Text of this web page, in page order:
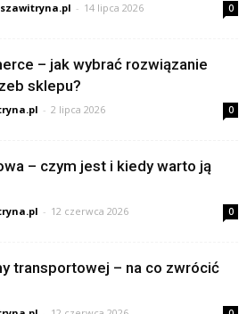
- 14 lipca 2026 0
– jak wybrać rozwiązanie
sklepu?
- 2 lipca 2026 0
– czym jest i kiedy warto ją
- 12 czerwca 2026 0
transportowej – na co zwrócić